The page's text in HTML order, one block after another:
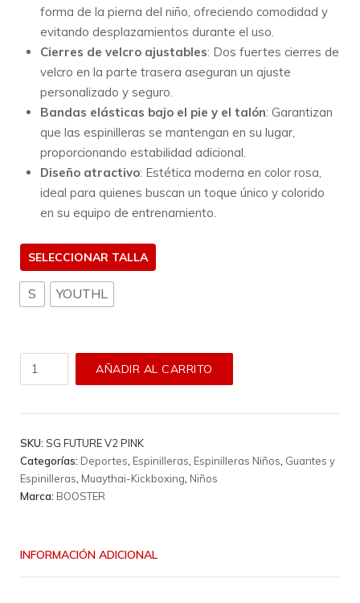
forma de la pierna del niño, ofreciendo comodidad y
evitando desplazamientos durante el uso.
Cierres de velcro ajustables: Dos fuertes cierres de
velcro en la parte trasera aseguran un ajuste
personalizado y seguro.
Bandas elásticas bajo el pie y el talón: Garantizan
que las espinilleras se mantengan en su lugar,
proporcionando estabilidad adicional.
Diseño atractivo: Estética moderna en color rosa,
ideal para quienes buscan un toque único y colorido
en su equipo de entrenamiento.
TALLA
S YOUTHL
Espinilleras
Booster
Sg
Future
V2
AÑADIR AL CARRITO
SKU: SG FUTURE V2 PINK
Categorías: Deportes Espinilleras Espinilleras Niños Guantes y
Espinilleras Muaythai-Kickboxing Niños
Marca: BOOSTER
INFORMACIÓN ADICIONAL